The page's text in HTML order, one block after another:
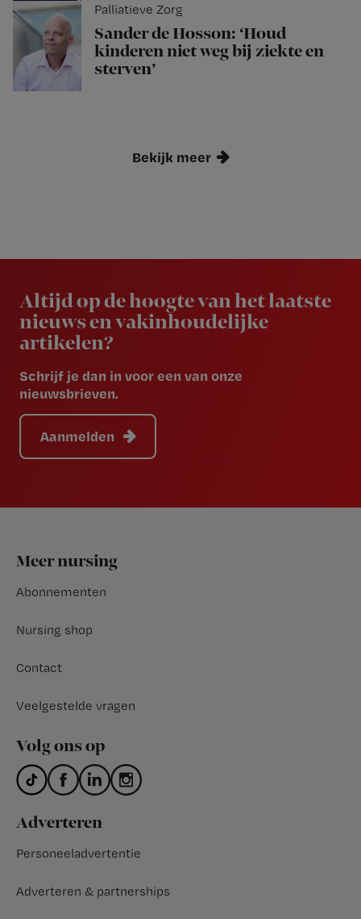
Palliatieve Zorg
Sander de Hosson: ‘Houd
kinderen niet weg bij ziekte en
sterven’
Bekijk meer
Altijd op de hoogte van het laatste
nieuws en vakinhoudelijke
artikelen?
Schrijf je dan in voor een van onze
nieuwsbrieven.
Aanmelden
Footer
Meer nursing
Abonnementen
Nursing shop
Contact
Veelgestelde vragen
Volg ons op
Adverteren
Personeeladvertentie
Adverteren & partnerships